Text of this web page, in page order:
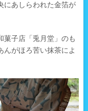
にあしらわれた金箔が
菓子店「兎月堂」のも
んがほろ苦い抹茶によ